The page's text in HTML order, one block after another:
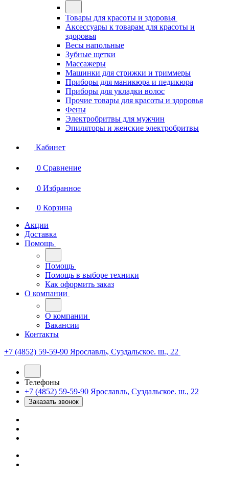
Товары для красоты и здоровья
Аксессуары к товарам для красоты и
здоровья
Весы напольные
Зубные щетки
Массажеры
Машинки для стрижки и триммеры
Приборы для маникюра и педикюра
Приборы для укладки волос
Прочие товары для красоты и здоровья
Фены
Электробритвы для мужчин
Эпиляторы и женские электробритвы
Кабинет
0 Сравнение
0 Избранное
0 Корзина
Акции
Доставка
Помощь
Помощь
Помощь в выборе техники
Как оформить заказ
О компании
О компании
Вакансии
Контакты
+7 (4852) 59-59-90 Ярославль, Суздальское. ш., 22
Телефоны
+7 (4852) 59-59-90 Ярославль, Суздальское. ш., 22
Заказать звонок